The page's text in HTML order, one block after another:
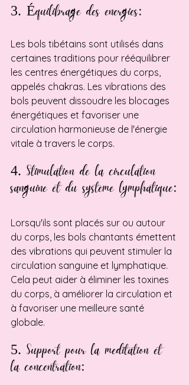
3. Équilibrage des energies:
Les bols tibétains sont utilisés dans
certaines traditions pour rééquilibrer
les centres énergétiques du corps,
appelés chakras. Les vibrations des
bols peuvent dissoudre les blocages
énergétiques et favoriser une
circulation harmonieuse de l'énergie
vitale à travers le corps.
4. Stimulation de la circulation
sanguine et du systeme lymphatique:
Lorsqu'ils sont placés sur ou autour
du corps, les bols chantants émettent
des vibrations qui peuvent stimuler la
circulation sanguine et lymphatique.
Cela peut aider à éliminer les toxines
du corps, à améliorer la circulation et
à favoriser une meilleure santé
globale.
5. Support pour la meditation et
la concentration: